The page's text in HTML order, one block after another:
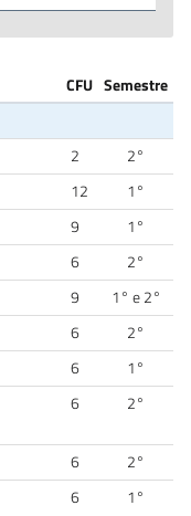
CFU Semestre
2
2°
12
1°
9
1°
6
2°
9
1° e 2°
6
2°
6
1°
6 2°
6
2°
6 1°